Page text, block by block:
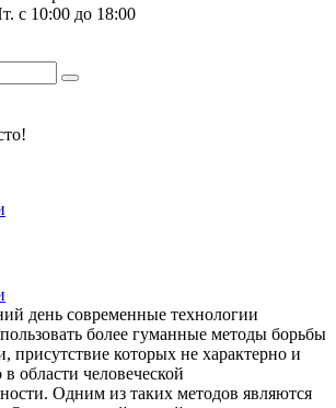
с 10:00 до 18:00
день современные технологии
более гуманные методы борьбы
присутствие которых не характерно и
области человеческой
Одним из таких методов являются